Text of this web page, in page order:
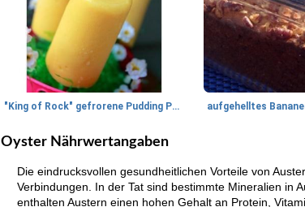
"King of Rock" gefrorene Pudding Pops aufgehelltes
Oyster Nährwertangaben
Die eindrucksvollen gesundheitlichen Vorteile von
Verbindungen. In der Tat sind bestimmte Mineralien in
enthalten Austern einen hohen Gehalt an Protein,